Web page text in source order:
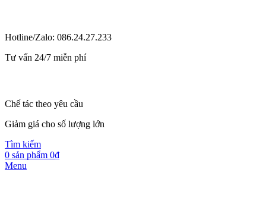
Hotline/Zalo: 086.24.27.233
Tư vấn 24/7 miễn phí
Chế tác theo yêu cầu
Giảm giá cho số lượng lớn
Tìm kiếm
0 sản phẩm 0₫
Menu